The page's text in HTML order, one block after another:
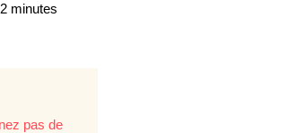
minutes
pas de